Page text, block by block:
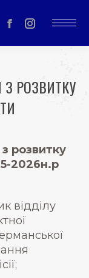
Facebook
page
in
new
Instagram
page
in
З РОЗВИТКУ
розвитку
2026н.р
відділу